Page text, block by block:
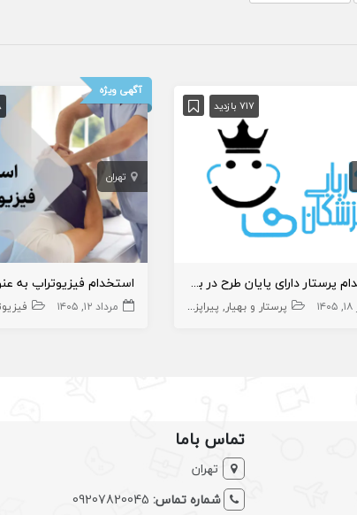
717 بازدید
استخدام پرستار دارای پایان طرح در بیمارستان
پرستار و بهیار پیراپزشک
آگهی ویژه
تهران
مرداد ۱۲, ۱۴۰۵
تماس باما
تهران
شماره تماس: 09207820045